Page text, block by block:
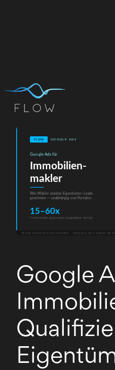
Google